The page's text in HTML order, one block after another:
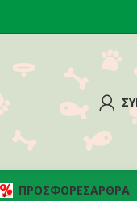
ΠΡΟΣΦΟΡΈΣΆΡΘΡΑ